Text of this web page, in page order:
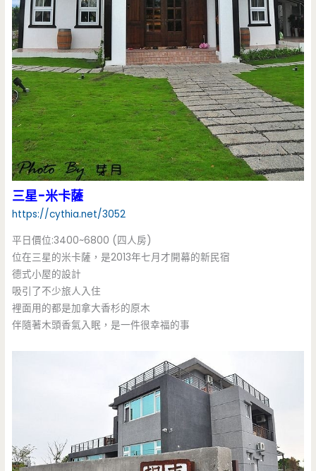
三星-米卡薩
https://cythia.net/3052
平日價位:3400~6800 (四人房)
位在三星的米卡薩，是2013年七月才開幕的新民宿
德式小屋的設計
吸引了不少旅人入住
裡面用的都是加拿大香杉的原木
伴隨著木頭香氣入眠，是一件很幸福的事